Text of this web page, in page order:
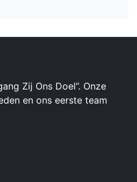
Zij Ons Doel”. Onze
en ons eerste team